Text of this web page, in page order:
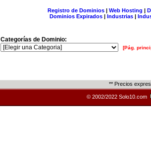
Registro de Dominios| Web Hosting |
Dominios Expirados | Industrias |
Categorías de Dominio:
[Pág.
** Precios
© 2002/2022 Solo10.com